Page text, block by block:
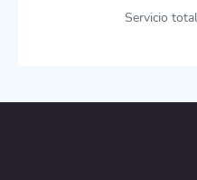
Servicio